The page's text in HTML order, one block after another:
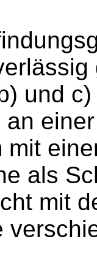
und
mit
als
mit